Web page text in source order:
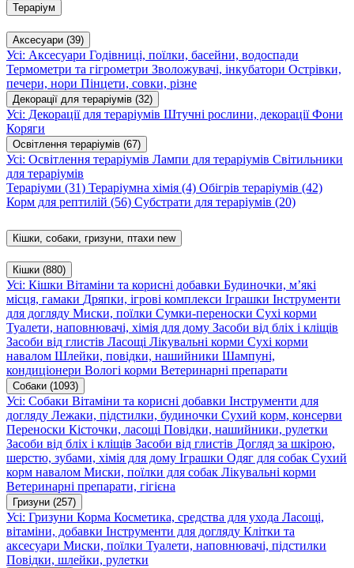
Тераріум
Аксесуари (39)
Усі: Аксесуари Годівниці, поїлки, басейни, водоспади
Термометри та гігрометри Зволожувачі, інкубатори Острівки,
печери, нори Пінцети, совки, різне
Декорації для тераріумів (32)
Усі: Декорації для тераріумів Штучні рослини, декораціїФони
Коряги
Освітлення тераріумів (67)
Усі: Освітлення тераріумів Лампи для тераріумів Світильники
для тераріумів
Тераріуми (31) Тераріумна хімія (4) Обігрів тераріумів (42)
Корм для рептилій (56) Субстрати для тераріумів (20)
Кішки, собаки, гризуни, птахи new
Кішки (880)
Усі: Кішки Вітаміни та корисні добавки Будиночки, м’які
місця, гамаки Дряпки, ігрові комплекси Іграшки Інструменти
для догляду Миски, поїлки Сумки-переноски Сухі корми
Туалети, наповнювачі, хімія для дому Засоби від бліх і кліщів
Засоби від глистів Ласощі Лікувальні корми Сухі корми
навалом Шлейки, повідки, нашийники Шампуні,
кондиціонери Вологі корми Ветеринарні препарати
Собаки (1093)
Усі: Собаки Вітаміни та корисні добавки Інструменти для
догляду Лежаки, підстилки, будиночки Сухий корм, консерви
Переноски Кісточки, ласощі Повідки, нашийники, рулетки
Засоби від бліх і кліщів Засоби від глистів Догляд за шкірою,
шерстю, зубами, хімія для дому Іграшки Одяг для собак Сухий
корм навалом Миски, поїлки для собак Лікувальні корми
Ветеринарні препарати, гігієна
Гризуни (257)
Усі: Гризуни Корма Косметика, средства для ухода Ласощі,
вітаміни, добавки Інструменти для догляду Клітки та
аксесуари Миски, поїлки Туалети, наповнювачі, підстилки
Повідки, шлейки, рулетки